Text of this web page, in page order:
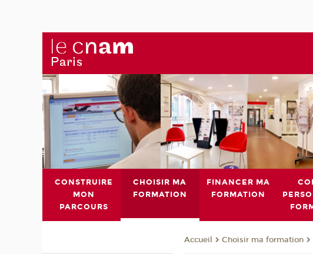
CONSTRUIRE
MON
PARCOURS
CHOISIR MA
FORMATION
FINANCER MA
FORMATION
Accueil Choisir ma formation